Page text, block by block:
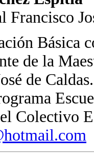
Básica
de la
de
Colectivo